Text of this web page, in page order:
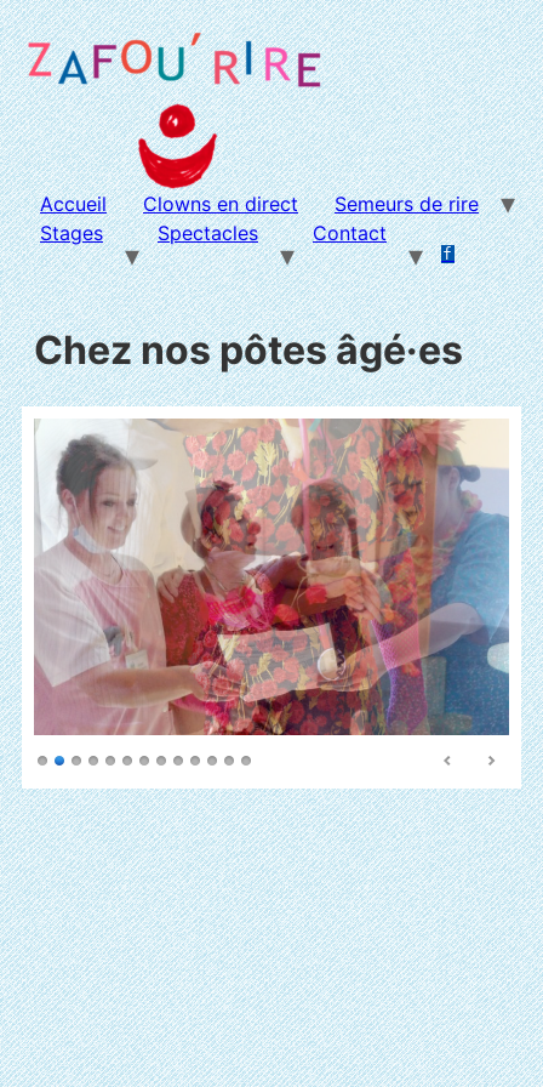
Aller
au
contenu
Accueil Clowns en direct
Semeurs de rire
Stages
Spectacles Contact
f
Chez nos pôtes âgé·es